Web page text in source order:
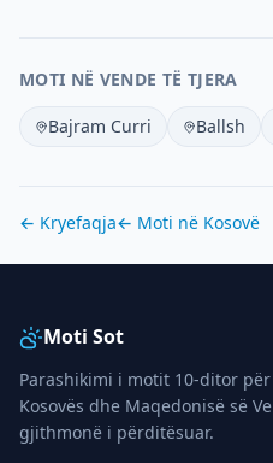
MOTI NË VENDE TË TJERA
Bajram Curri Ballsh
← Kryefaqja← Moti në Kosovë
Moti Sot
Parashikimi i motit 10-ditor
Kosovës dhe Maqedonisë së
gjithmonë i përditësuar.